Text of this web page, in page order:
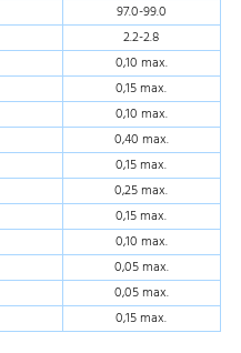
97.0-99.0
2.2-2.8
0,10 max.
0,15 max.
0,10 max.
0,40 max.
0,15 max.
0,25 max.
0,15 max.
0,10 max.
0,05 max.
0,05 max.
0,15 max.